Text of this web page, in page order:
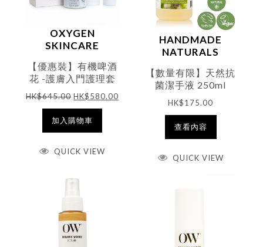
OXYGEN
SKINCARE
【優惠裝】有機啤酒
花 -護膚入門護理套
裝 (價值$645)
HK$645.00 HK$580.00
加入購物車
QUICK VIEW
HANDMADE
NATURALS
【數量有限】天然抗
菌潔手液 250ml
HK$175.00
查看內容
QUICK VIEW